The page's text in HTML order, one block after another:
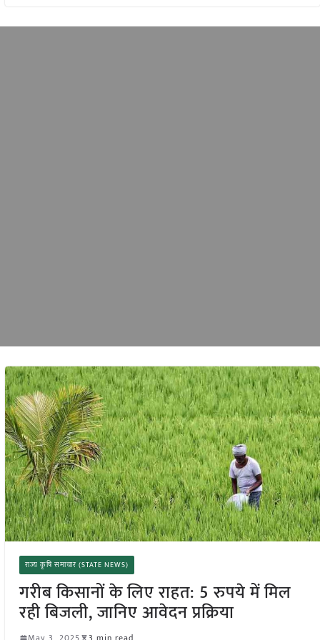
राज्य कृषि समाचार (STATE NEWS)
गरीब किसानों के लिए राहत: 5 रुपये में मिल
रही बिजली, जानिए आवेदन प्रक्रिया